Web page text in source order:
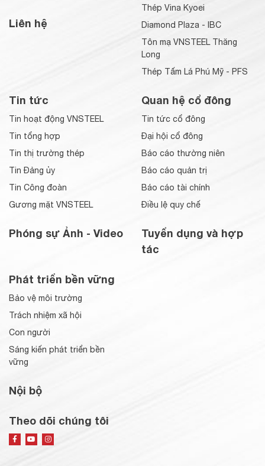
Liên hệ
Thép Vina Kyoei
Diamond Plaza - IBC
Tôn mạ VNSTEEL Thăng
Long
Thép Tấm Lá Phú Mỹ - PFS
Tin tức
Tin hoạt động VNSTEEL
Tin tổng hợp
Tin thị trường thép
Tin Đảng ủy
Tin Công đoàn
Gương mặt VNSTEEL
Phóng sự Ảnh - Video
Quan hệ cổ đông
Tin tức cổ đông
Đại hội cổ đông
Báo cáo thường niên
Báo cáo quản trị
Báo cáo tài chính
Điều lệ quy chế
Tuyển dụng và hợp
tác
Phát triển bền vững
Bảo vệ môi trường
Trách nhiệm xã hội
Con người
Sáng kiến phát triển bền
vững
Nội bộ
Theo dõi chúng tôi